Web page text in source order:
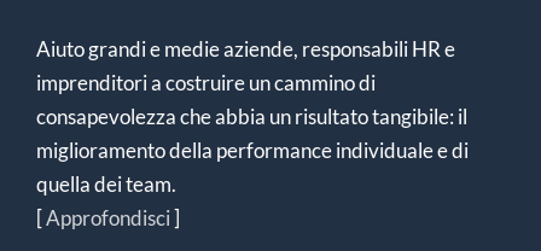
Aiuto grandi e medie aziende, responsabili HR e
imprenditori a costruire un cammino di
consapevolezza che abbia un risultato tangibile: il
miglioramento della performance individuale e di
quella dei team.
[Approfondisci]